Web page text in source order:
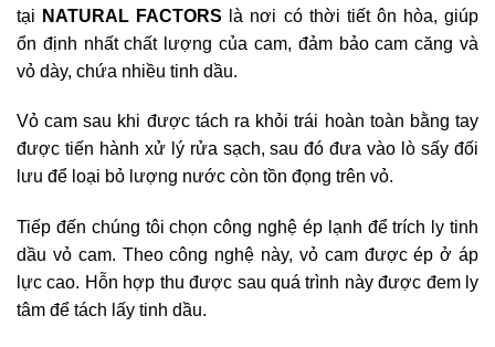
tại NATURAL FACTORS là nơi có thời tiết ôn hòa, giúp
ổn định nhất chất lượng của cam, đảm bảo cam căng và
vỏ dày, chứa nhiều tinh dầu.
Vỏ cam sau khi được tách ra khỏi trái hoàn toàn bằng tay
được tiến hành xử lý rửa sạch, sau đó đưa vào lò sấy đối
lưu để loại bỏ lượng nước còn tồn đọng trên vỏ.
Tiếp đến chúng tôi chọn công nghệ ép lạnh để trích ly tinh
dầu vỏ cam. Theo công nghệ này, vỏ cam được ép ở áp
lực cao. Hỗn hợp thu được sau quá trình này được đem ly
tâm để tách lấy tinh dầu.